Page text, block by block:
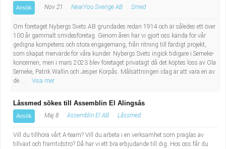
Administrativ assistent
Lärare i gymnasiet
Ansök Nov 21 NearYou Sverige AB Smed
Om företaget Nybergs Svets AB grundades redan 1914 och är således ett över
100 år gammalt smidesföretag. Genom åren har vi gjort oss kända för vår
gedigna kompetens och stora engagemang, från ritning till färdigt projekt,
som skapat mervärde för våra kunder. Nybergs Svets ingick tidigare i Serneke-
koncernen, men i mars 2023 blev företaget privatägt då det köptes loss av Ola
Serneke, Patrik Wallin och Jesper Korpås. Målsättningen idag är att vara en av
de ...
Visa mer
Låssmed sökes till Assemblin El Alingsås
Ansök Maj 8 Assemblin El AB Låssmed
Vill du tillhöra vårt A-team? Vill du arbeta i en verksamhet som präglas av
tillväxt och framtidstro? Då har vi ett bra erbjudande till dig. Hos oss får du